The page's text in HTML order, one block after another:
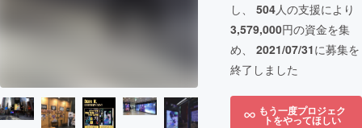
し、 504人の支援により
3,579,000円の資金を集
め、 2021/07/31に募集を
終了しました
もう一度プロジェク
トをやってほしい